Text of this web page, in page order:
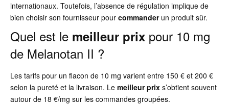
internationaux. Toutefois, l’absence de régulation implique de
bien choisir son fournisseur pour commanderun produit sûr.
Quel est le meilleur prix pour 10 mg
de Melanotan II ?
Les tarifs pour un flacon de 10 mg varient entre 150 € et 200 €
selon la pureté et la livraison. Le meilleur prix s’obtient souvent
autour de 18 €/mg sur les commandes groupées.